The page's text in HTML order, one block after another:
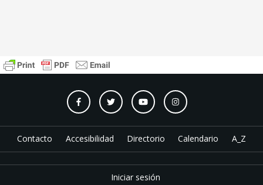
Contacto Accesibilidad Directorio Calendario A_Z
Iniciar sesión